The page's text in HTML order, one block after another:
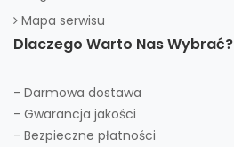
Mapa serwisu
Dlaczego Warto Nas Wybrać?
- Darmowa dostawa
- Gwarancja jakości
- Bezpieczne płatności